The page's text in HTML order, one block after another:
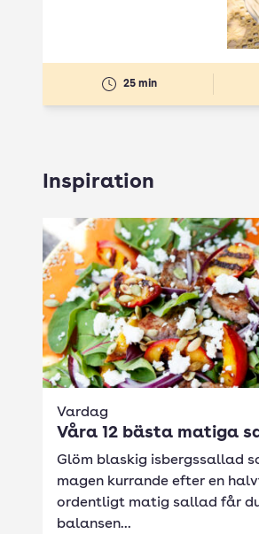
25 min
Inspiration
Vardag
Våra 12 bästa matiga
Glöm blaskig isbergssallad
magen kurrande efter en
ordentligt matig sallad får
balansen...